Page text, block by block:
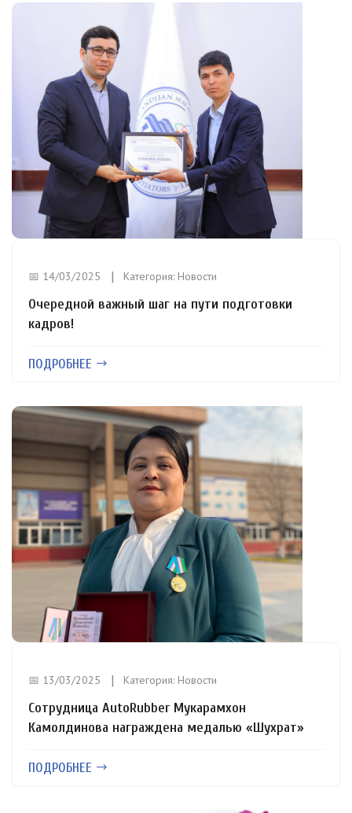
📅 14/03/2025 Категория: Новости
Очередной важный шаг на пути подготовки
кадров!
ПОДРОБНЕЕ
📅 13/03/2025 Категория: Новости
Сотрудница AutoRubber Мукарамхон
Камолдинова награждена медалью «Шухрат»
ПОДРОБНЕЕ